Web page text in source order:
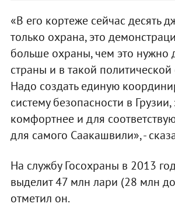
«В его кортеже сейчас десять
только охрана, это
больше охраны, чем это нужно
страны и в такой политической
Надо создать единую
систему безопасности в Грузии,
комфортнее и для
для самого Саакашвили», -
На службу Госохраны в 2013
выделит 47 млн лари (28 млн
отметил он.